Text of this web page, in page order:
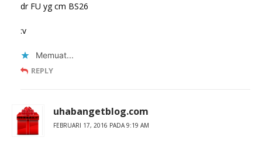
dr FU yg cm BS26
:v
Memuat...
REPLY
uhabangetblog.com
FEBRUARI 17, 2016 PADA 9:19 AM